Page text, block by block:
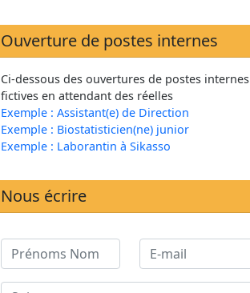
Ouverture de postes internes
Ci-dessous des ouvertures de postes internes
fictives en attendant des réelles
Exemple : Assistant(e) de Direction
Exemple : Biostatisticien(ne) junior
Exemple : Laborantin à Sikasso
Nous écrire